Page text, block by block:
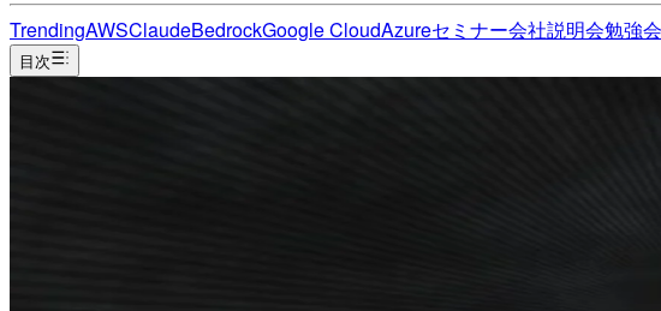
TrendingAWSClaudeBedrockGoogle CloudAzureセミナー会社説明会勉強会
目次